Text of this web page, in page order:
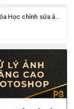
Share Khóa Học chỉnh sửa ảnh chuyên nghiệp bằng Adobe LightRoom Fedu Thầy Việt